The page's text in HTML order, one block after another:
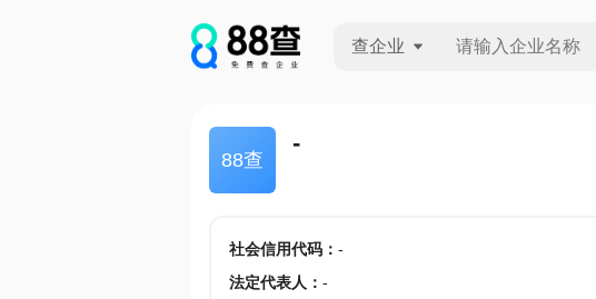
查企业
88查
-
社会信用代码： -
法定代表人 ： -